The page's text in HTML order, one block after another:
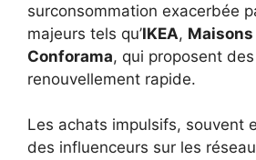
surconsommation exacerbée
majeurs tels qu’IKEA,
Conforama, qui proposent
renouvellement rapide.
Les achats impulsifs, souvent
des influenceurs sur les